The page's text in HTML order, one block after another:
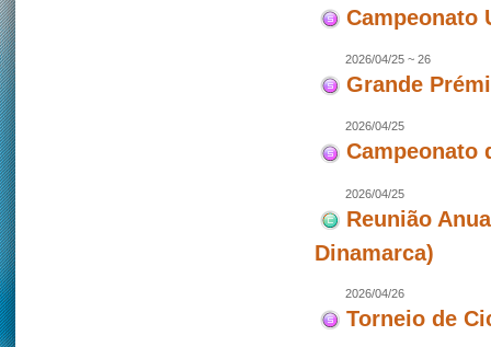
Campeonato
2026/04/25 ~ 26
Grande
2026/04/25
Campeonato
2026/04/25
Reunião
Dinamarca)
2026/04/26
Torneio de